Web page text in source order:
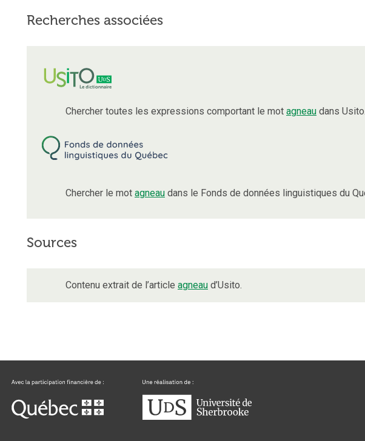
Recherches associées
Chercher toutes les expressions comportant le mot agneau dans Usito.
Chercher le mot agneau dans le Fonds de données linguistiques du
Sources
Contenu extrait de l’article agneau d’Usito.